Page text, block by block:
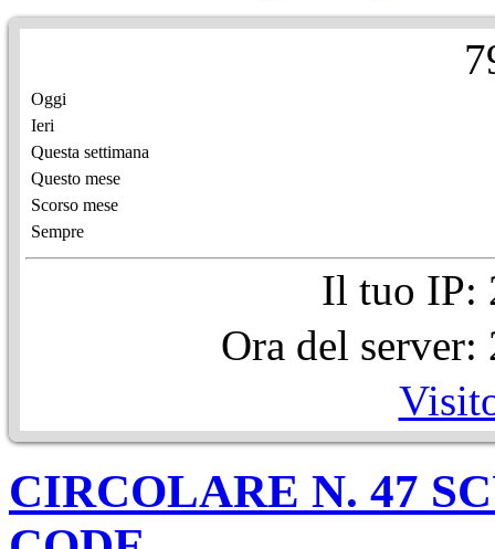
7
Oggi
Ieri
Questa settimana
Questo mese
Scorso mese
Sempre
Il tuo IP:
Ora del
CIRCOLARE N. 47